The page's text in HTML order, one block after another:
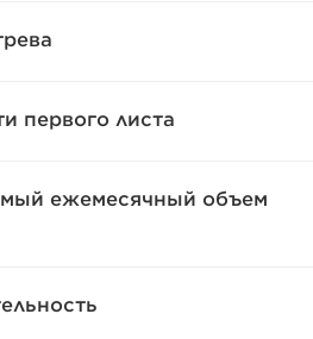
первого листа
ежемесячный объем